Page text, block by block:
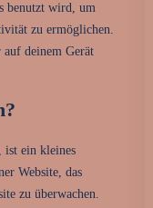
benutzt wird, um
zu ermöglichen.
auf deinem Gerät
ist ein kleines
Website, das
zu überwachen.